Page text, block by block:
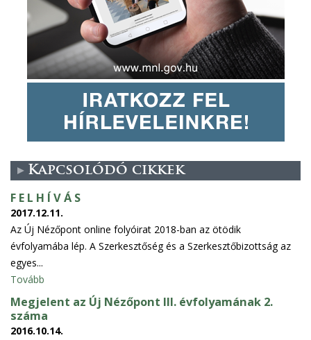
Kapcsolódó cikkek
F E L H Í V Á S
2017.12.11.
Az Új Nézőpont online folyóirat 2018-ban az ötödik
évfolyamába lép. A Szerkesztőség és a Szerkesztőbizottság az
egyes...
Tovább
Megjelent az Új Nézőpont III. évfolyamának 2.
száma
2016.10.14.